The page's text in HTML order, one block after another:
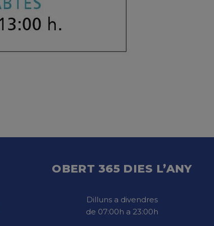
OBERT 365 DIES L’ANY
Dilluns a divendres
de 07:00h a 23:00h